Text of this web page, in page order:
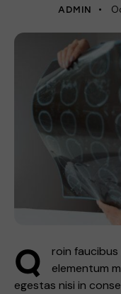
ADMIN
Q
roin faucibus
elementum
egestas nisi in